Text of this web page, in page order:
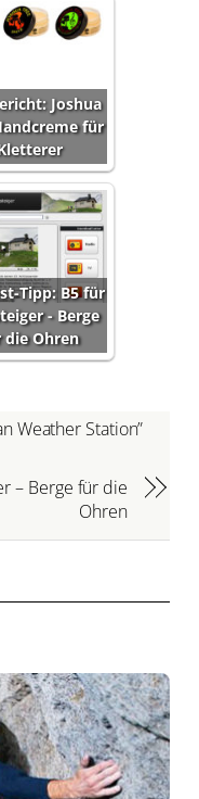
Joshua
für
Tipp: B5 für
- Berge
die Ohren
Weather Station”
– Berge für die
Ohren